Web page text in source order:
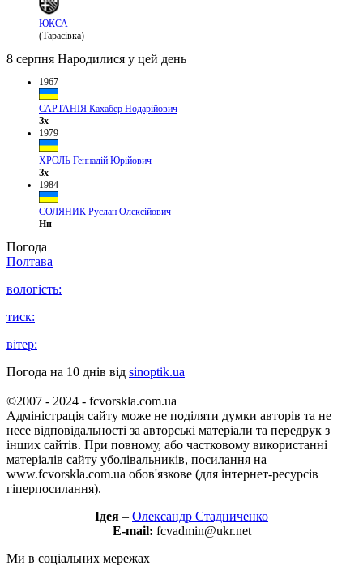
ЮКСА
(Тарасівка)
8 серпня Народилися у цей день
1967
САРТАНІЯ Кахабер Нодарійович
Зх
1979
ХРОЛЬ Геннадій Юрійович
Зх
1984
СОЛЯНИК Руслан Олексійович
Нп
Погода
Полтава
вологість:
тиск:
вітер:
Погода на 10 днів від sinoptik.ua
©2007 - 2024 - fcvorskla.com.ua
Адміністрація сайту може не поділяти думки авторів та не
несе відповідальності за авторські матеріали та передрук з
інших сайтів. При повному, або частковому використанні
матеріалів сайту уболівальників, посилання на
www.fcvorskla.com.ua обов'язкове (для інтернет-ресурсів
гіперпосилання).
Ідея – Олександр Стадниченко
E-mail: fcvadmin@ukr.net
Ми в соціальних мережах